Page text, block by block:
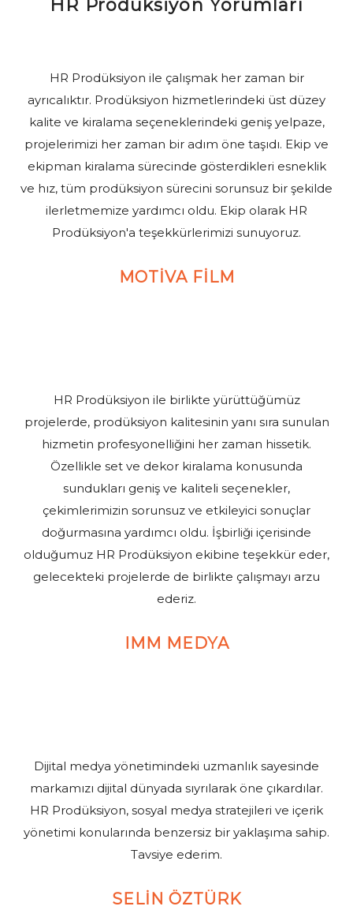
HR Prodüksiyon Yorumları
HR Prodüksiyon ile çalışmak her zaman bir
ayrıcalıktır. Prodüksiyon hizmetlerindeki üst düzey
kalite ve kiralama seçeneklerindeki geniş yelpaze,
projelerimizi her zaman bir adım öne taşıdı. Ekip ve
ekipman kiralama sürecinde gösterdikleri esneklik
ve hız, tüm prodüksiyon sürecini sorunsuz bir şekilde
ilerletmemize yardımcı oldu. Ekip olarak HR
Prodüksiyon'a teşekkürlerimizi sunuyoruz.
MOTİVA FİLM
HR Prodüksiyon ile birlikte yürüttüğümüz
projelerde, prodüksiyon kalitesinin yanı sıra sunulan
hizmetin profesyonelliğini her zaman hissetik.
Özellikle set ve dekor kiralama konusunda
sundukları geniş ve kaliteli seçenekler,
çekimlerimizin sorunsuz ve etkileyici sonuçlar
doğurmasına yardımcı oldu. İşbirliği içerisinde
olduğumuz HR Prodüksiyon ekibine teşekkür eder,
gelecekteki projelerde de birlikte çalışmayı arzu
ederiz.
IMM MEDYA
Dijital medya yönetimindeki uzmanlık sayesinde
markamızı dijital dünyada sıyrılarak öne çıkardılar.
HR Prodüksiyon, sosyal medya stratejileri ve içerik
yönetimi konularında benzersiz bir yaklaşıma sahip.
Tavsiye ederim.
SELİN ÖZTÜRK